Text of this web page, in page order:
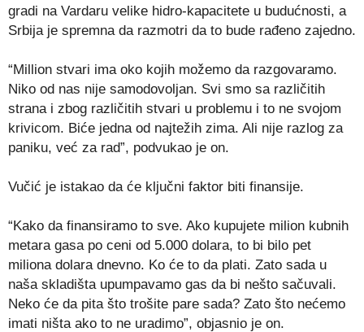
gradi na Vardaru velike hidro-kapacitete u budućnosti, a
Srbija je spremna da razmotri da to bude rađeno zajedno.
“Million stvari ima oko kojih možemo da razgovaramo.
Niko od nas nije samodovoljan. Svi smo sa različitih
strana i zbog različitih stvari u problemu i to ne svojom
krivicom. Biće jedna od najtežih zima. Ali nije razlog za
paniku, već za rad”, podvukao je on.
Vučić je istakao da će ključni faktor biti finansije.
“Kako da finansiramo to sve. Ako kupujete milion kubnih
metara gasa po ceni od 5.000 dolara, to bi bilo pet
miliona dolara dnevno. Ko će to da plati. Zato sada u
naša skladišta upumpavamo gas da bi nešto sačuvali.
Neko će da pita što trošite pare sada? Zato što nećemo
imati ništa ako to ne uradimo”, objasnio je on.